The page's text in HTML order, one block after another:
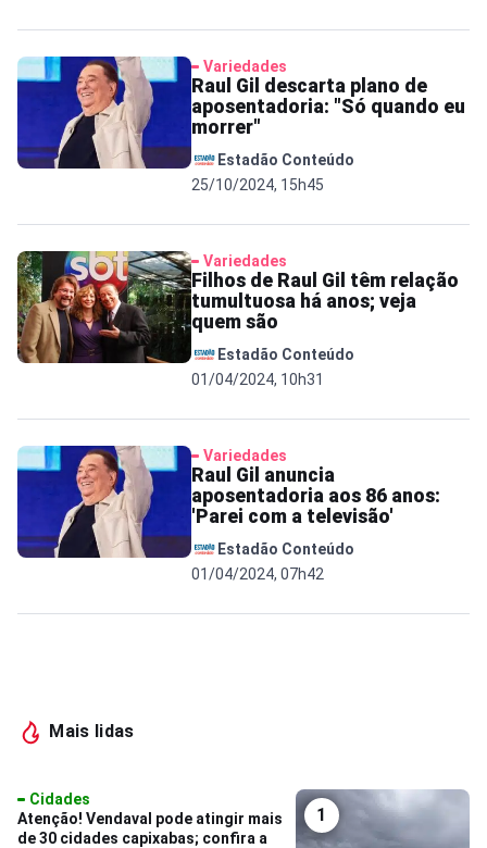
Variedades
Raul Gil descarta plano de
aposentadoria: "Só quando eu
morrer"
Estadão Conteúdo
25/10/2024, 15h45
Variedades
Filhos de Raul Gil têm relação
tumultuosa há anos; veja
quem são
Estadão Conteúdo
01/04/2024, 10h31
Variedades
Raul Gil anuncia
aposentadoria aos 86 anos:
'Parei com a televisão'
Estadão Conteúdo
01/04/2024, 07h42
Mais lidas
1
Cidades
Atenção! Vendaval pode atingir mais
de 30 cidades capixabas; confira a